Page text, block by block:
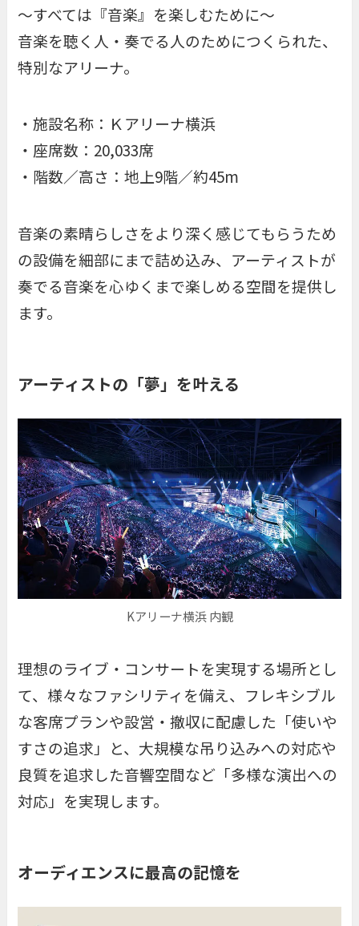
～すべては『音楽』を楽しむために～
音楽を聴く人・奏でる人のためにつくられた、
特別なアリーナ。
・施設名称：Ｋアリーナ横浜
・座席数：20,033席
・階数／高さ：地上9階／約45m
音楽の素晴らしさをより深く感じてもらうため
の設備を細部にまで詰め込み、アーティストが
奏でる音楽を心ゆくまで楽しめる空間を提供し
ます。
アーティストの「夢」を叶える
Kアリーナ横浜 内観
理想のライブ・コンサートを実現する場所とし
て、様々なファシリティを備え、フレキシブル
な客席プランや設営・撤収に配慮した「使いや
すさの追求」と、大規模な吊り込みへの対応や
良質を追求した音響空間など「多様な演出への
対応」を実現します。
オーディエンスに最高の記憶を